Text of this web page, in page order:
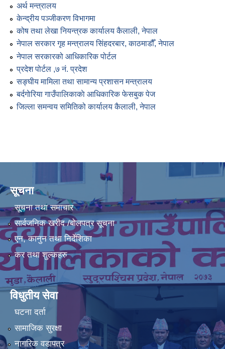
अर्थ मन्त्रालय
केन्द्रीय पञ्जीकरण विभागमा
कोष तथा लेखा नियन्त्रक कार्यालय कैलाली, नेपाल
नेपाल सरकार गृह मन्त्रालय सिंहदरबार, काठमाडौँ, नेपाल
नेपाल सरकारको आधिकारिक पोर्टल
प्रदेश पोर्टल ,७ नं. प्रदेश
सङ्घीय मामिला तथा सामान्य प्रशासन मन्त्रालय
बर्दगाेरिया गाउँपालिकाकाे आधिकारिक फेसबुक पेज
जिल्ला समन्वय समितिको कार्यालय कैलाली, नेपाल
सूचना
सूचना तथा समाचार
सार्वजनिक खरीद /बोलपत्र सूचना
एन, कानुन तथा निर्देशिका
कर तथा शुल्कहरु
विधुतीय सेवा
घटना दर्ता
सामाजिक सुरक्षा
नागरिक वडापत्र